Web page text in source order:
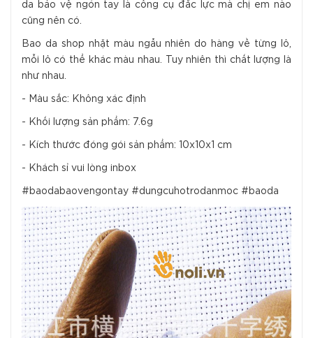
da bảo vệ ngón tay là công cụ đắc lực mà chị em nào
cũng nên có.
Bao da shop nhặt màu ngẫu nhiên do hàng về từng lô,
mỗi lô có thể khác màu nhau. Tuy nhiên thì chất lượng là
như nhau.
- Màu sắc: Không xác định
- Khối lượng sản phẩm: 7.6g
- Kích thước đóng gói sản phẩm: 10x10x1 cm
- Khách sỉ vui lòng inbox
#baodabaovengontay #dungcuhotrodanmoc #baoda